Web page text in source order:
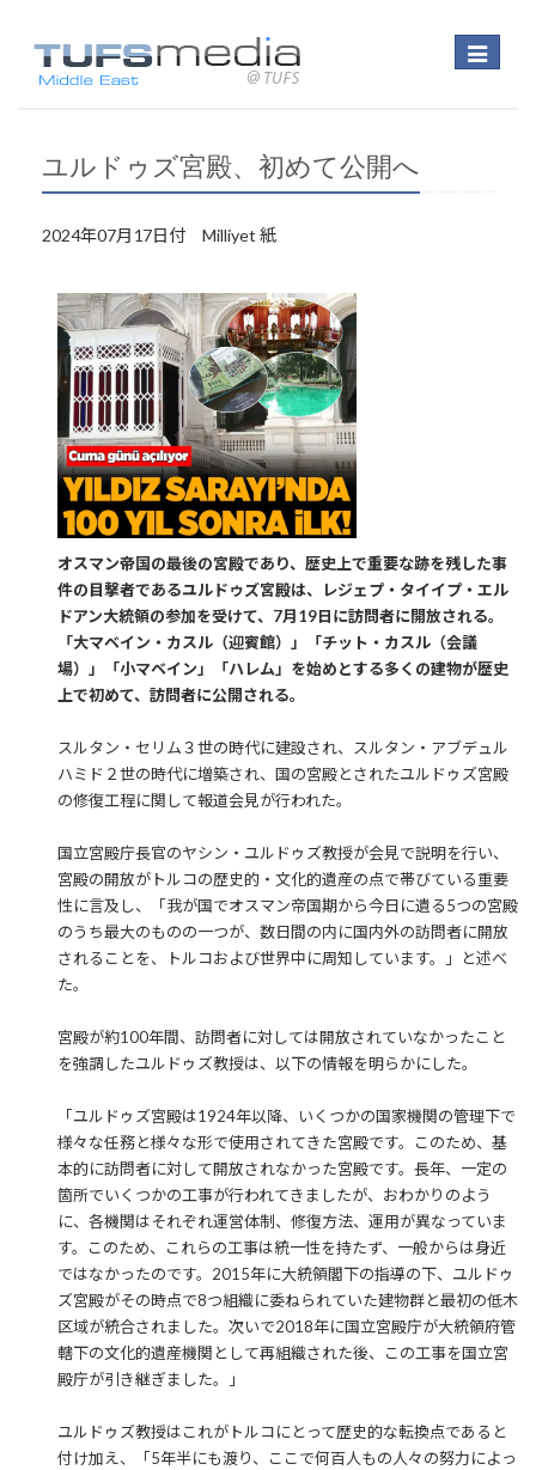
Toggle
ユルドゥズ宮殿、初めて公開へ
2024年07月17日付 Milliyet 紙
オスマン帝国の最後の宮殿であり、歴史上で重要な跡を残した事
件の目撃者であるユルドゥズ宮殿は、レジェプ・タイイプ・エル
ドアン大統領の参加を受けて、7月19日に訪問者に開放される。
「大マベイン・カスル（迎賓館）」「チット・カスル（会議
場）」「小マベイン」「ハレム」を始めとする多くの建物が歴史
上で初めて、訪問者に公開される。
スルタン・セリム３世の時代に建設され、スルタン・アブデュル
ハミド２世の時代に増築され、国の宮殿とされたユルドゥズ宮殿
の修復工程に関して報道会見が行われた。
国立宮殿庁長官のヤシン・ユルドゥズ教授が会見で説明を行い、
宮殿の開放がトルコの歴史的・文化的遺産の点で帯びている重要
性に言及し、「我が国でオスマン帝国期から今日に遺る5つの宮殿
のうち最大のものの一つが、数日間の内に国内外の訪問者に開放
されることを、トルコおよび世界中に周知しています。」と述べ
た。
宮殿が約100年間、訪問者に対しては開放されていなかったこと
を強調したユルドゥズ教授は、以下の情報を明らかにした。
「ユルドゥズ宮殿は1924年以降、いくつかの国家機関の管理下で
様々な任務と様々な形で使用されてきた宮殿です。このため、基
本的に訪問者に対して開放されなかった宮殿です。長年、一定の
箇所でいくつかの工事が行われてきましたが、おわかりのよう
に、各機関はそれぞれ運営体制、修復方法、運用が異なっていま
す。このため、これらの工事は統一性を持たず、一般からは身近
ではなかったのです。2015年に大統領閣下の指導の下、ユルドゥ
ズ宮殿がその時点で8つ組織に委ねられていた建物群と最初の低木
区域が統合されました。次いで2018年に国立宮殿庁が大統領府管
轄下の文化的遺産機関として再組織された後、この工事を国立宮
殿庁が引き継ぎました。」
ユルドゥズ教授はこれがトルコにとって歴史的な転換点であると
付け加え、「5年半にも渡り、ここで何百人もの人々の努力によっ